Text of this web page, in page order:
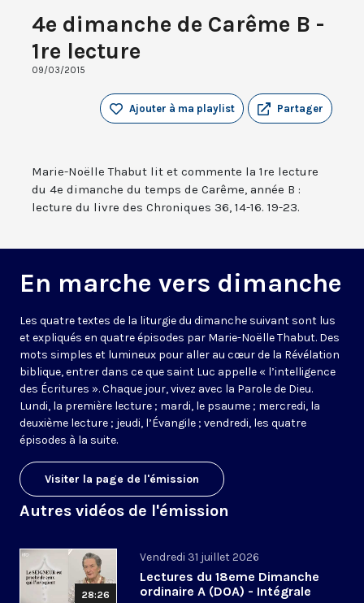
4e dimanche de Carême B -
1re lecture
09/03/2015
Partager
Ajouter à ma playlist
Marie-Noëlle Thabut lit et commente la 1re lecture
du 4e dimanche du temps de Carême, année B :
lecture du livre des Chroniques 36, 14-16. 19-23.
En marche vers dimanche
Les quatre textes de la liturgie du dimanche suivant sont lus
et expliqués en quatre épisodes par Marie-Noëlle Thabut. Des
mots simples et lumineux pour aller au cœur de la Révélation
biblique, entrer dans ce que saint Luc appelle « l’intelligence
des Écritures ». Chaque jour, vivez avec la Parole de Dieu.
Lundi, la première lecture ; mardi, le psaume ; mercredi, la
deuxième lecture ; jeudi, l’Évangile ; vendredi, les quatre
épisodes à la suite.
Visiter la page de l'émission
Autres vidéos de l'émission
28:26
Vendredi 31 juillet 2026
Lectures du 18eme Dimanche
ordinaire A (DOA) - Intégrale